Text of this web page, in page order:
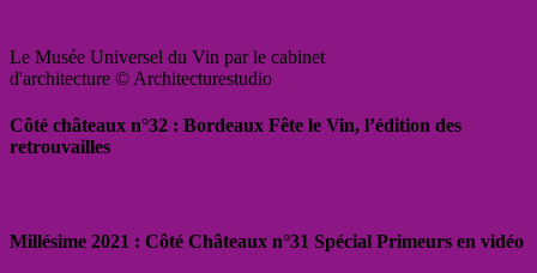
Le Musée Universel du Vin par le cabinet
d'architecture © Architecturestudio
Côté châteaux n°32 : Bordeaux Fête le Vin, l’édition des
retrouvailles
Millésime 2021 : Côté Châteaux n°31 Spécial Primeurs en vidéo